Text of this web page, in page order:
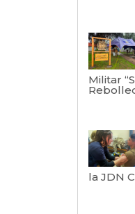
Militar
la JDN